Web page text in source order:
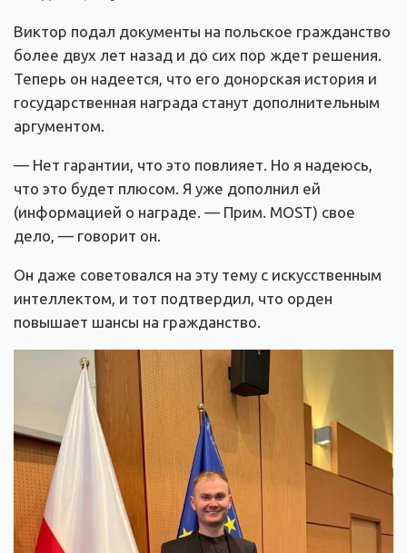
Виктор подал документы на польское гражданство
более двух лет назад и до сих пор ждет решения.
Теперь он надеется, что его донорская история и
государственная награда станут дополнительным
аргументом.
— Нет гарантии, что это повлияет. Но я надеюсь,
что это будет плюсом. Я уже дополнил ей
(информацией о награде. — Прим. MOST) свое
дело, — говорит он.
Он даже советовался на эту тему с искусственным
интеллектом, и тот подтвердил, что орден
повышает шансы на гражданство.